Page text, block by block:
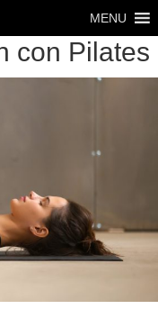
MENU
con Pilates